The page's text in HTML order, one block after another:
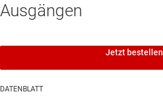
Ausgängen
Jetzt bestellen
DATENBLATT